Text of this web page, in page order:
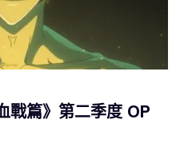
戰篇》第二季度 OP